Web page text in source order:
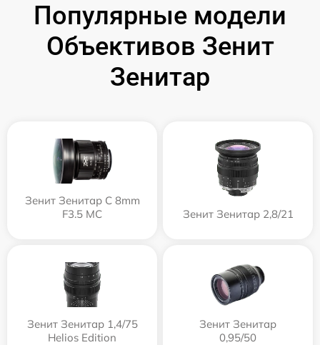
Популярные модели
Объективов Зенит
Зенитар
Зенит Зенитар C 8mm
F3.5 МС
Зенит Зенитар 2,8/21
Зенит Зенитар 1,4/75
Helios Edition
Зенит Зенитар
0,95/50